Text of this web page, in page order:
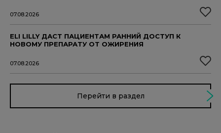
07.08.2026
ELI LILLY ДАСТ ПАЦИЕНТАМ РАННИЙ ДОСТУП К
НОВОМУ ПРЕПАРАТУ ОТ ОЖИРЕНИЯ
07.08.2026
Перейти в раздел